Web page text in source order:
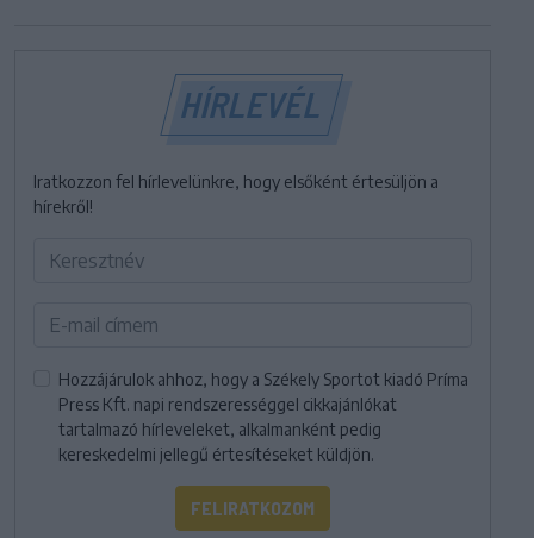
HÍRLEVÉL
Iratkozzon fel hírlevelünkre, hogy elsőként értesüljön a
hírekről!
Hozzájárulok ahhoz, hogy a Székely Sportot kiadó Príma
Press Kft. napi rendszerességgel cikkajánlókat
tartalmazó hírleveleket, alkalmanként pedig
kereskedelmi jellegű értesítéseket küldjön.
FELIRATKOZOM